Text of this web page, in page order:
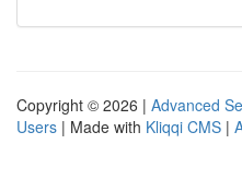
Copyright © 2026 | Advanced
Users | Made with Kliqqi CMS |